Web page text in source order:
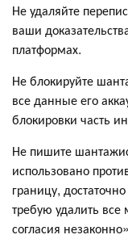
Не удаляйте
ваши
платформах.
Не блокируйте
все данные его
блокировки часть
Не пишите
использовано
границу,
требую удалить
согласия